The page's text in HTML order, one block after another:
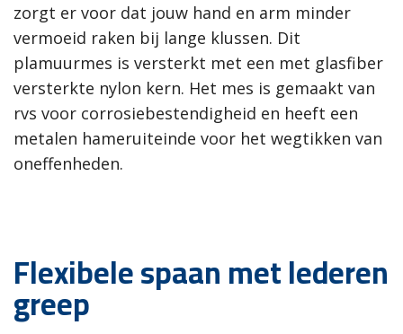
zorgt er voor dat jouw hand en arm minder
vermoeid raken bij lange klussen. Dit
plamuurmes is versterkt met een met glasfiber
versterkte nylon kern. Het mes is gemaakt van
rvs voor corrosiebestendigheid en heeft een
metalen hameruiteinde voor het wegtikken van
oneffenheden.
Flexibele spaan met lederen
greep